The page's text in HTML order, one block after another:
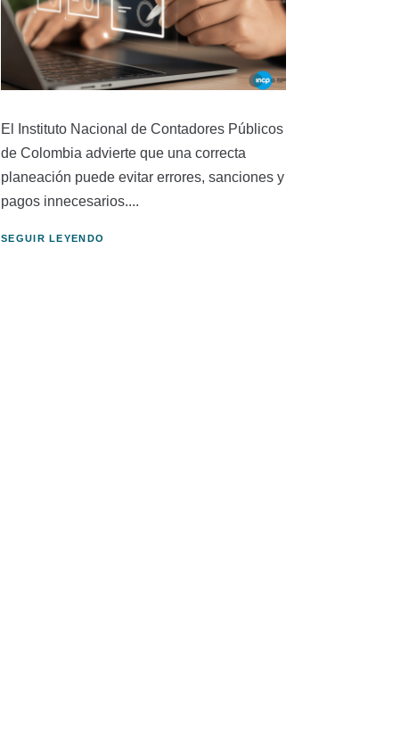
El Instituto Nacional de Contadores Públicos
de Colombia advierte que una correcta
planeación puede evitar errores, sanciones y
pagos innecesarios....
SEGUIR LEYENDO